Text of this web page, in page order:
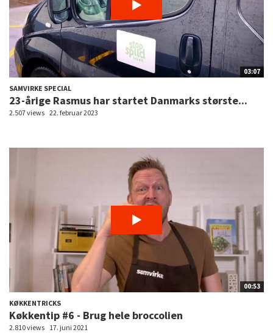
03:07
SAMVIRKE SPECIAL
23-årige Rasmus har startet Danmarks største...
2.507 views 22. februar 2023
00:53
KØKKENTRICKS
Køkkentip #6 - Brug hele broccolien
2.810 views 17. juni 2021